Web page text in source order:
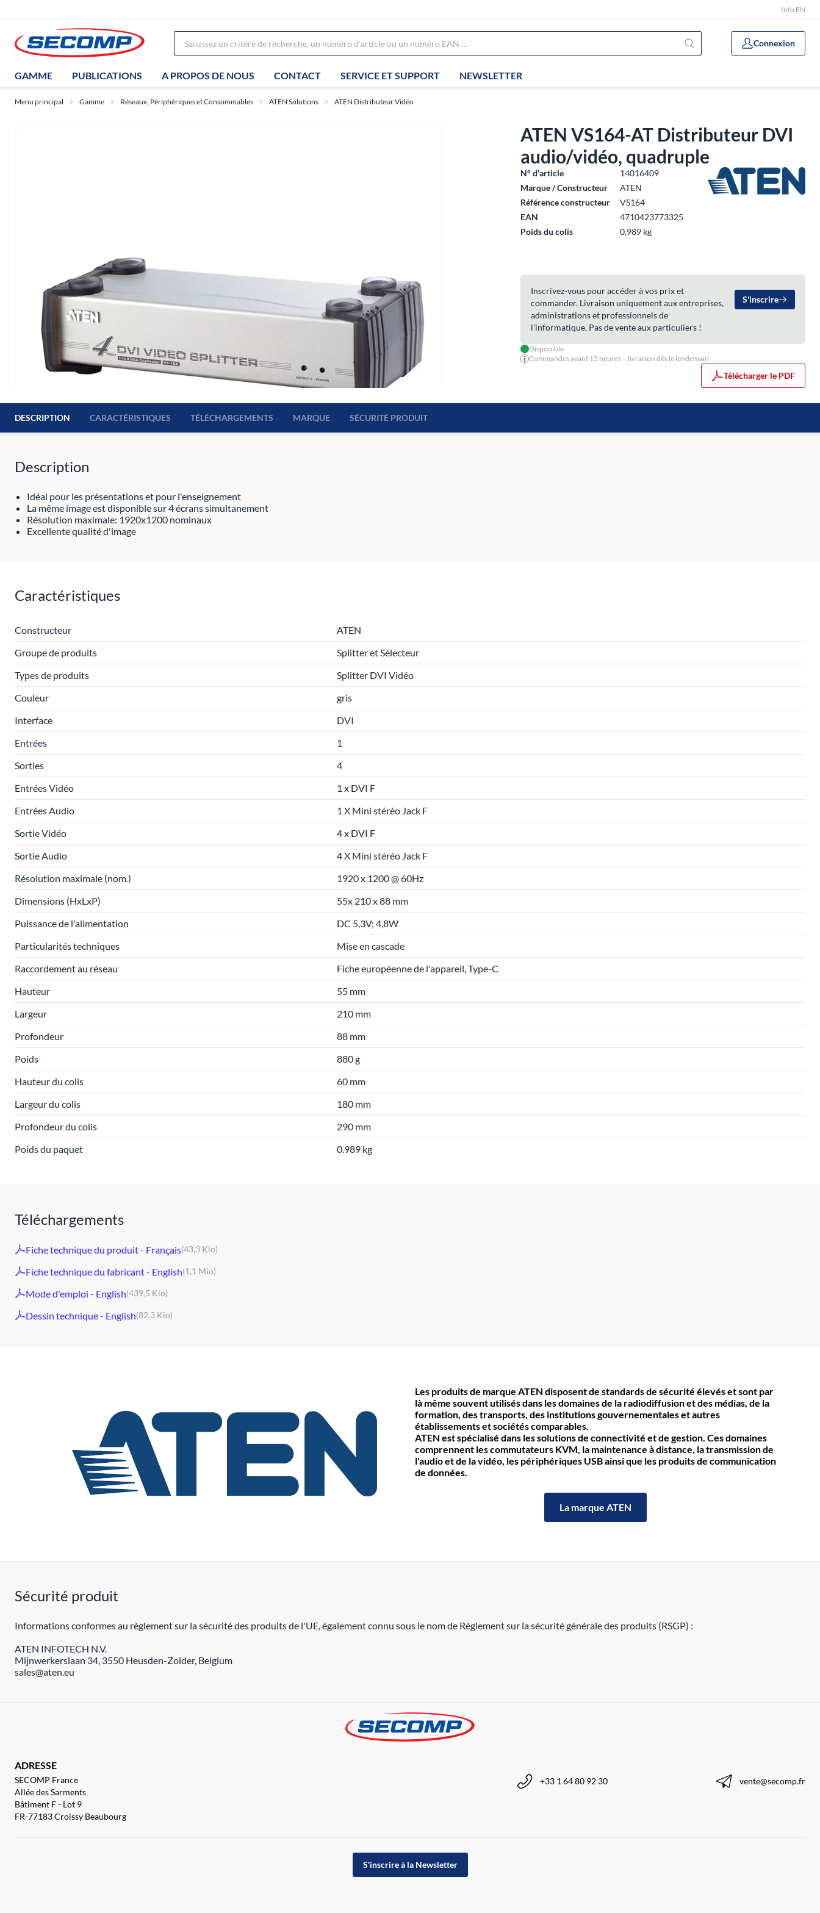
Info EN
Connexion
GAMME PUBLICATIONS A PROPOS DE NOUS CONTACT SERVICE ET SUPPORT NEWSLETTER
Menu principal Gamme Réseaux, Périphériques et Consommables ATEN Solutions ATEN Distributeur Vidéo
ATEN VS164-AT Distributeur DVI
audio/vidéo, quadruple
N° d'article
14016409
Marque / Constructeur
ATEN
Référence constructeur
VS164
EAN
4710423773325
Poids du colis
0,989 kg
Inscrivez-vous pour accéder à vos prix et
commander. Livraison uniquement aux entreprises,
administrations et professionnels de
l'informatique. Pas de vente aux particuliers !
S'inscrire
Disponible
Commandes avant 15 heures – livraison dès le lendemain
Télécharger le PDF
DESCRIPTION CARACTÉRISTIQUES TÉLÉCHARGEMENTS MARQUE SÉCURITÉ PRODUIT
Description
Idéal pour les présentations et pour l'enseignement
La même image est disponible sur 4 écrans simultanement
Résolution maximale: 1920x1200 nominaux
Excellente qualité d'image
Caractéristiques
Constructeur
ATEN
Groupe de produits
Splitter et Sélecteur
Types de produits
Splitter DVI Vidéo
Couleur
gris
Interface
DVI
Entrées
1
Sorties
4
Entrées Vidéo
1 x DVI F
Entrées Audio
1 X Mini stéréo Jack F
Sortie Vidéo
4 x DVI F
Sortie Audio
4 X Mini stéréo Jack F
Résolution maximale (nom.)
1920 x 1200 @ 60Hz
Dimensions (HxLxP)
55x 210 x 88 mm
Puissance de l'alimentation
DC 5,3V; 4,8W
Particularités techniques
Mise en cascade
Raccordement au réseau
Fiche européenne de l'appareil, Type-C
Hauteur
55 mm
Largeur
210 mm
Profondeur
88 mm
Poids
880 g
Hauteur du colis
60 mm
Largeur du colis
180 mm
Profondeur du colis
290 mm
Poids du paquet
0.989 kg
Téléchargements
Fiche technique du produit - Français(43,3 Kio)
Fiche technique du fabricant - English(1,1 Mio)
Mode d'emploi - English(439,5 Kio)
Dessin technique - English(82,3 Kio)
Les produits de marque ATEN disposent de standards de sécurité élevés et sont par
là même souvent utilisés dans les domaines de la radiodiffusion et des médias, de la
formation, des transports, des institutions gouvernementales et autres
établissements et sociétés comparables.
ATEN est spécialisé dans les solutions de connectivité et de gestion. Ces domaines
comprennent les commutateurs KVM, la maintenance à distance, la transmission de
l'audio et de la vidéo, les périphériques USB ainsi que les produits de communication
de données.
La marque ATEN
Sécurité produit
Informations conformes au règlement sur la sécurité des produits de l'UE, également connu sous le nom de Règlement sur la sécurité générale des produits (RSGP) :
ATEN INFOTECH N.V.
Mijnwerkerslaan 34, 3550 Heusden-Zolder, Belgium
sales@aten.eu
ADRESSE
SECOMP France
Allée des Sarments
Bâtiment F - Lot 9
FR-77183 Croissy Beaubourg
+33 1 64 80 92 30 vente@secomp.fr
S'inscrire à la Newsletter